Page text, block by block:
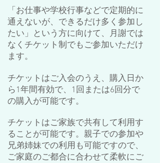
「お仕事や学校行事などで定期的に
通えないが、できるだけ多く参加し
たい」という方に向けて、月謝では
なくチケット制でもご参加いただけ
ます。
チケットはご入会のうえ、購入日か
ら1年間有効で、1回または6回分で
の購入が可能です。
チケットはご家族で共有して利用す
ることが可能です。親子での参加や
兄弟姉妹での利用も可能ですので、
ご家庭のご都合に合わせて柔軟にご